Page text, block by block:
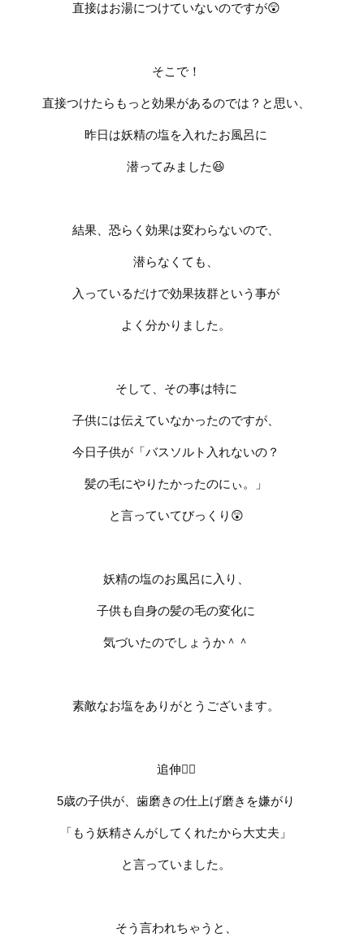
直接はお湯につけていないのですが😲
そこで！
直接つけたらもっと効果があるのでは？と思い、
昨日は妖精の塩を入れたお風呂に
潜ってみました😆
結果、恐らく効果は変わらないので、
潜らなくても、
入っているだけで効果抜群という事が
よく分かりました。
そして、その事は特に
子供には伝えていなかったのですが、
今日子供が「バスソルト入れないの？
髪の毛にやりたかったのにぃ。」
と言っていてびっくり 😲
妖精の塩のお風呂に入り、
子供も自身の髪の毛の変化に
気づいたのでしょうか＾＾
素敵なお塩をありがとうございます。
追伸🧚‍♂️
5歳の子供が、歯磨きの仕上げ磨きを嫌がり
「もう妖精さんがしてくれたから大丈夫」
と言っていました。
そう言われちゃうと、